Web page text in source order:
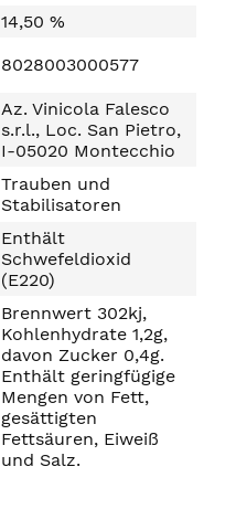
14,50 %
8028003000577
Az. Vinicola Falesco
s.r.l., Loc. San Pietro,
I-05020 Montecchio
Trauben und
Stabilisatoren
Enthält
Schwefeldioxid
(E220)
Brennwert 302kj,
Kohlenhydrate 1,2g,
davon Zucker 0,4g.
Enthält geringfügige
Mengen von Fett,
gesättigten
Fettsäuren, Eiweiß
und Salz.